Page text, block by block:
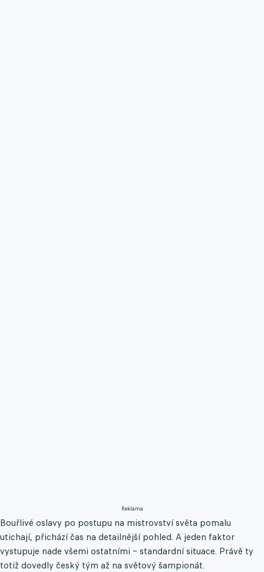
Reklama
Bouřlivé oslavy po postupu na mistrovství světa pomalu
utichají, přichází čas na detailnější pohled. A jeden faktor
vystupuje nade všemi ostatními – standardní situace. Právě ty
totiž dovedly český tým až na světový šampionát.